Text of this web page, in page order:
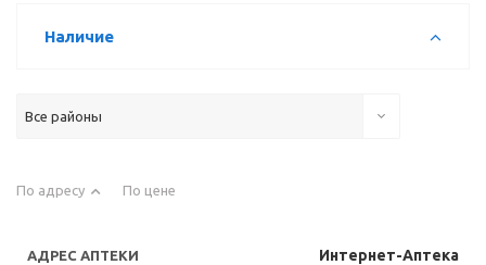
Наличие
Все районы
По адресу По цене
Интернет-Аптека